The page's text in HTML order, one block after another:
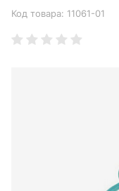
Код товара: 11061-01